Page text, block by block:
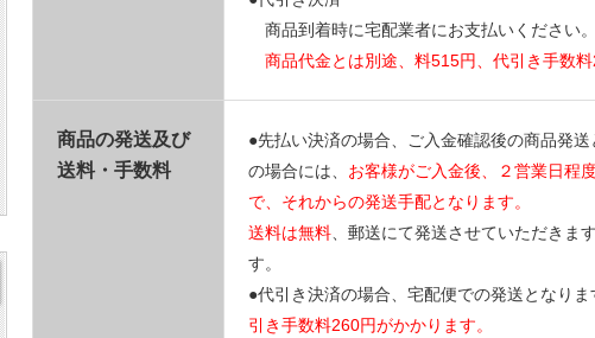
商品到着時に宅配業者にお支払いください
商品代金とは別途、料515円、代引き手数
商品の発送及び
送料・手数料
●先払い決済の場合、ご入金確認後の商品発
の場合には、 お客様がご入金後、２営業日程
で、それからの発送手配となります。
送料は無料、郵送にて発送させていただきま
す。
●代引き決済の場合、宅配便での発送となりま
引き手数料260円がかかります。